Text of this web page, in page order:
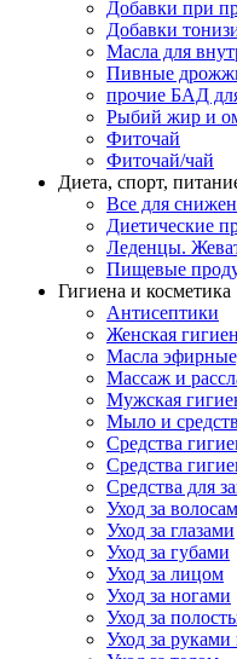
Добавки при
Добавки
Масла для
Пивные
прочие БАД
Рыбий жир и
Фиточай
Фиточай/чай
Диета, спорт,
Все для
Диетические
Леденцы.
Пищевые
Гигиена и косметика
Антисептики
Женская
Масла
Массаж и
Мужская
Мыло и
Средства
Средства
Средства для
Уход за
Уход за глазами
Уход за губами
Уход за лицом
Уход за ногами
Уход за
Уход за